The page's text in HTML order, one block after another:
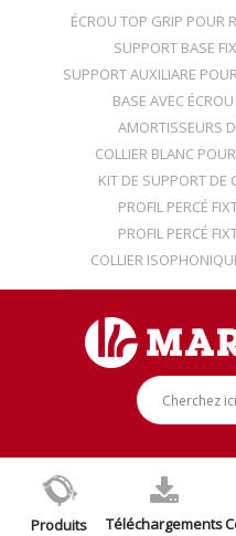
ÉCROU TOP GRIP POUR
SUPPORT BASE
SUPPORT AUXILIARE
BASE AVEC
AMORTISSEURS
COLLIER BLANC
KIT DE SUPPORT DE
PROFIL PERCÉ
PROFIL PERCÉ
COLLIER
Produits Téléchargements